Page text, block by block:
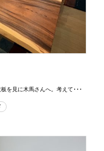
を見に木馬さんへ。考えて･･･